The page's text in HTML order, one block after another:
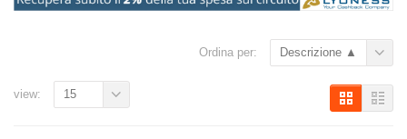
Ordina per: Descrizione ▲
view: 15